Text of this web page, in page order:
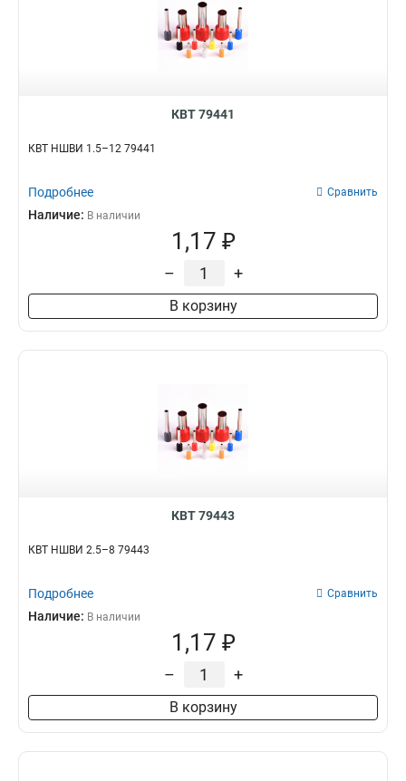
КВТ 79441
КВТ НШВИ 1.5–12 79441
Подробнее Сравнить
Наличие: В наличии
1,17 ₽
– +
В корзину
КВТ 79443
КВТ НШВИ 2.5–8 79443
Подробнее Сравнить
Наличие: В наличии
1,17 ₽
– +
В корзину